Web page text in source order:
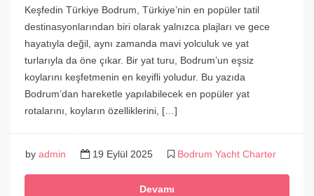
Keşfedin Türkiye Bodrum, Türkiye’nin en popüler tatil
destinasyonlarından biri olarak yalnızca plajları ve gece
hayatıyla değil, aynı zamanda mavi yolculuk ve yat
turlarıyla da öne çıkar. Bir yat turu, Bodrum’un eşsiz
koylarını keşfetmenin en keyifli yoludur. Bu yazıda
Bodrum’dan hareketle yapılabilecek en popüler yat
rotalarını, koyların özelliklerini, […]
by admin 19 Eylül 2025 Bodrum Yacht Charter
Devamı